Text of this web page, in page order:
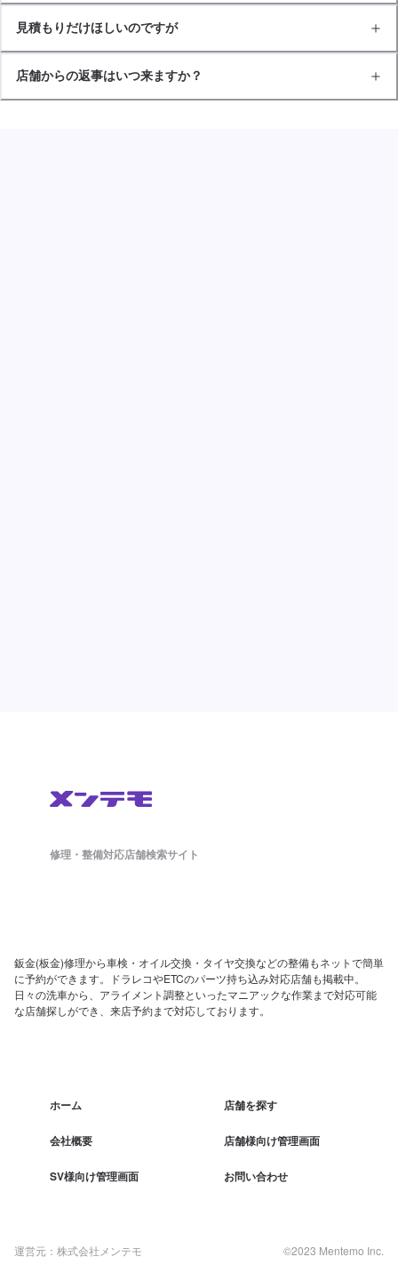
見積もりだけほしいのですが
店舗からの返事はいつ来ますか？
修理・整備対応店舗検索サイト
鈑金(板金)修理から車検・オイル交換・タイヤ交換などの整備もネットで簡単
に予約ができます。ドラレコやETCのパーツ持ち込み対応店舗も掲載中。
日々の洗車から、アライメント調整といったマニアックな作業まで対応可能
な店舗探しができ、来店予約まで対応しております。
ホーム 店舗を探す
会社概要 店舗様向け管理画面
SV様向け管理画面 お問い合わせ
運営元：株式会社メンテモ ©2023 Mentemo Inc.